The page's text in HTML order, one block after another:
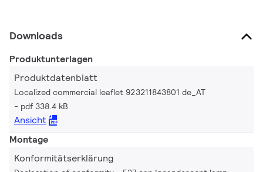
Downloads
Produktunterlagen
Produktdatenblatt
Localized commercial leaflet 923211843801 de_AT
pdf 338.4 kB
Ansicht
Montage
Konformitätserklärung